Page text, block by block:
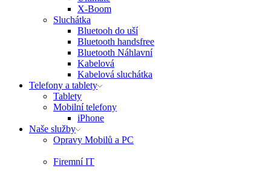
X-Boom
Sluchátka
Bluetooh do uší
Bluetooth handsfree
Bluetooth Náhlavní
Kabelová
Kabelová sluchátka
Telefony a tablety
Tablety
Mobilní telefony
iPhone
Naše služby
Opravy Mobilů a PC
Firemní IT